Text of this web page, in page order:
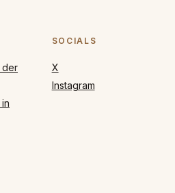
der
SOCIALS
X
Instagram